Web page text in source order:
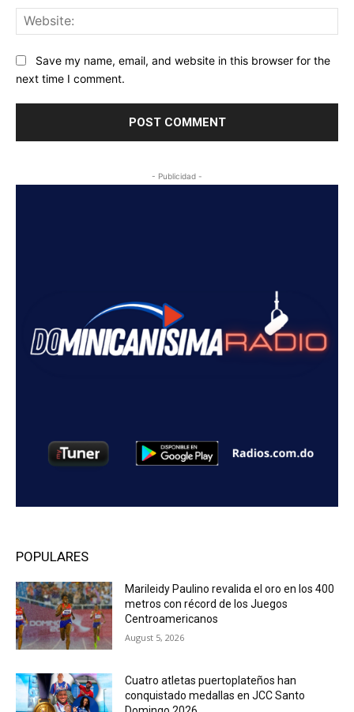
Save my name, email, and website in this browser for the
next time I comment.
- Publicidad -
POPULARES
Marileidy Paulino revalida el oro en los 400
metros con récord de los Juegos
Centroamericanos
August 5, 2026
Cuatro atletas puertoplateños han
conquistado medallas en JCC Santo